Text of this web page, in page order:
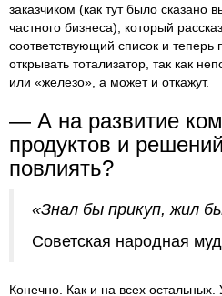
заказчиком (как тут было сказано
частного бизнеса), который
соответствующий список и теперь
открывать тотализатор, так как
или «железо», а может и откажут.
— А на развитие
продуктов и
повлиять?
«Знал бы прикуп, жил
Советская народная
Конечно. Как и на всех